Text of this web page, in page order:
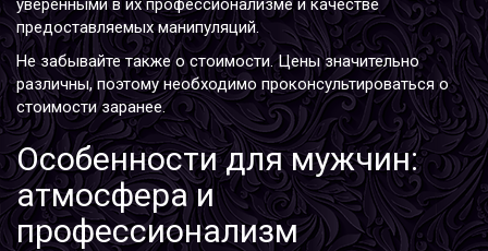
уверенными в их профессионализме и качестве
предоставляемых манипуляций.
Не забывайте также о стоимости. Цены значительно
различны, поэтому необходимо проконсультироваться о
стоимости заранее.
Особенности для мужчин:
атмосфера и
профессионализм